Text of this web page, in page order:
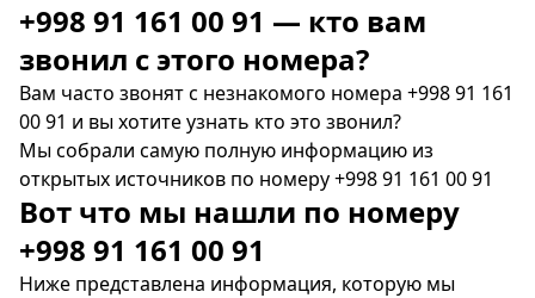
+998 91 161 00 91 — кто вам
звонил c этого номера?
Вам часто звонят с незнакомого номера +998 91 161
00 91 и вы хотите узнать кто это звонил?
Мы собрали самую полную информацию из
открытых источников по номеру +998 91 161 00 91
Вот что мы нашли по номеру
+998 91 161 00 91
Ниже представлена информация, которую мы